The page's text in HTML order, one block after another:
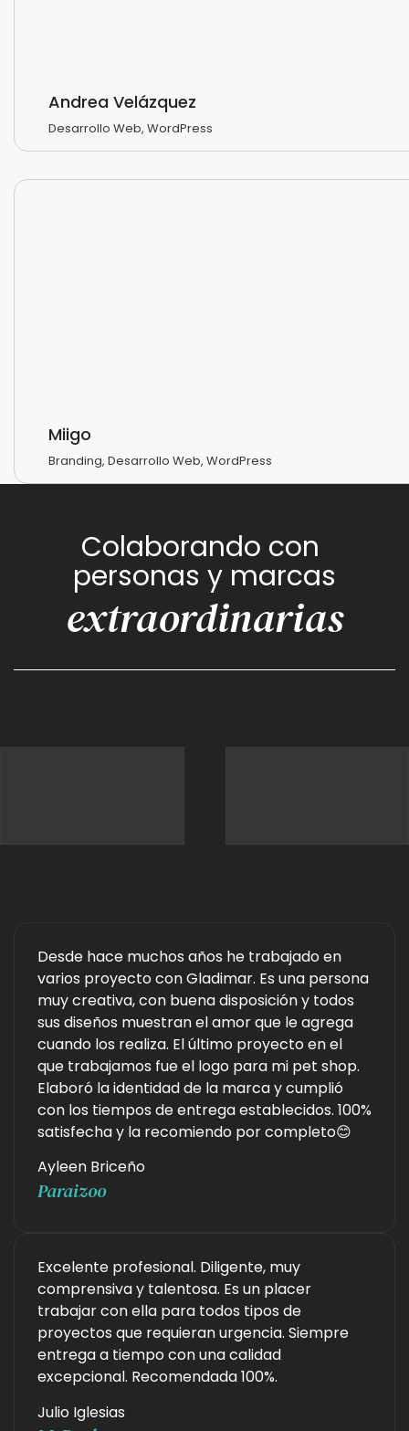
Andrea Velázquez
Desarrollo Web, WordPress
Miigo
Branding, Desarrollo Web, WordPress
Colaborando con
personas y marcas
extraordinarias
Desde hace muchos años he trabajado en
varios proyecto con Gladimar. Es una persona
muy creativa, con buena disposición y todos
sus diseños muestran el amor que le agrega
cuando los realiza. El último proyecto en el
que trabajamos fue el logo para mi pet shop.
Elaboró la identidad de la marca y cumplió
con los tiempos de entrega establecidos. 100%
satisfecha y la recomiendo por completo😊
Ayleen Briceño
Paraizoo
Excelente profesional. Diligente, muy
comprensiva y talentosa. Es un placer
trabajar con ella para todos tipos de
proyectos que requieran urgencia. Siempre
entrega a tiempo con una calidad
excepcional. Recomendada 100%.
Julio Iglesias